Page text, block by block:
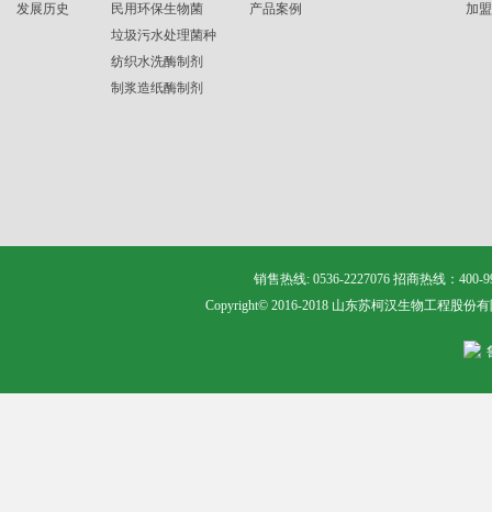
发展历史
民用环保生物菌
垃圾污水处理菌种
纺织水洗酶制剂
制浆造纸酶制剂
产品案例
加
销售热线: 0536-2227076 招商热线：
Copyright© 2016-2018 山东苏柯汉生物工程股份